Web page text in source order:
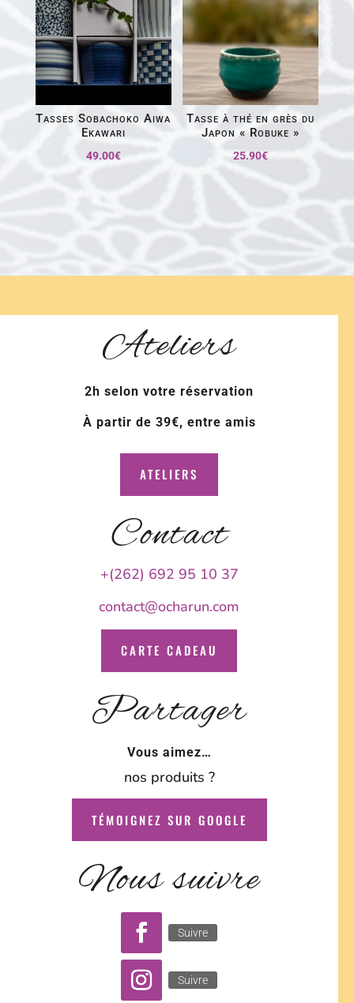
Tasses Sobachoko Aiwa
Ekawari
49.00€
Tasse à thé en grès du
Japon « Robuke »
25.90€
Ateliers
2h selon votre réservation
À partir de 39€, entre amis
ATELIERS
Contact
+(262) 692 95 10 37
contact@ocharun.com
CARTE CADEAU
Partager
Vous aimez…
nos produits ?
TÉMOIGNEZ SUR GOOGLE
Nous suivre
Suivre
Suivre